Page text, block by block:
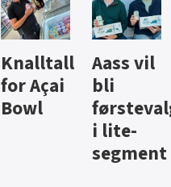
Brus og
jus fra
Berentsen
Hard
iste fra
Hansa